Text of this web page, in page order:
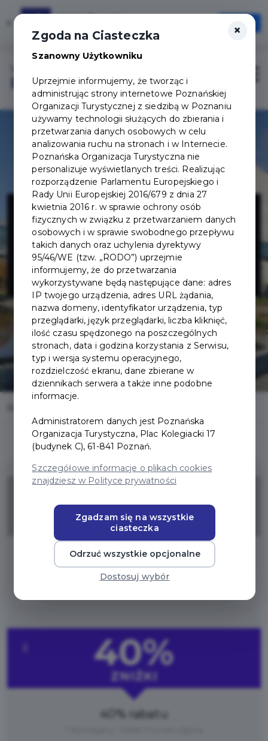
Szybciej, wygodniej, zawsze pod ręką
Otwórz
Login/Rejestracja
Brama
Poznania
ICHOT
40%
ZNIŻKI
40% rabatu
* Wymagany : Pakiet Poznań
40%
ZNIŻKI
40% rabatu
×
Zgoda na Ciasteczka
Szanowny Użytkowniku
Uprzejmie informujemy, że tworząc i
administrując strony internetowe Poznańskiej
Organizacji Turystycznej z siedzibą w Poznaniu
używamy technologii służących do zbierania i
przetwarzania danych osobowych w celu
analizowania ruchu na stronach i w Internecie.
Poznańska Organizacja Turystyczna nie
personalizuje wyświetlanych treści. Realizując
rozporządzenie Parlamentu Europejskiego i
Rady Unii Europejskiej 2016/679 z dnia 27
kwietnia 2016 r. w sprawie ochrony osób
fizycznych w związku z przetwarzaniem danych
osobowych i w sprawie swobodnego przepływu
takich danych oraz uchylenia dyrektywy
95/46/WE (tzw. „RODO”) uprzejmie
informujemy, że do przetwarzania
wykorzystywane będą następujące dane: adres
IP twojego urządzenia, adres URL żądania,
nazwa domeny, identyfikator urządzenia, typ
przeglądarki, język przeglądarki, liczba kliknięć,
ilość czasu spędzonego na poszczególnych
stronach, data i godzina korzystania z Serwisu,
typ i wersja systemu operacyjnego,
rozdzielczość ekranu, dane zbierane w
dziennikach serwera a także inne podobne
informacje.
Administratorem danych jest Poznańska
Organizacja Turystyczna, Plac Kolegiacki 17
(budynek C), 61-841 Poznań.
Szczegółowe informacje o plikach cookies
znajdziesz w Polityce prywatności
Zgadzam się na wszystkie
ciasteczka
Odrzuć wszystkie opcjonalne
Dostosuj wybór